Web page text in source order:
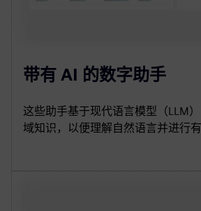
带有 AI 的数字助手
这些助手基于现代语言模型（LLM
域知识，以便理解自然语言并进行有